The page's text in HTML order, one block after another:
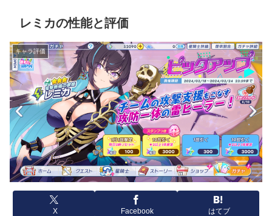
レミカの性能と評価
キャラ評価
X Facebook はてブ